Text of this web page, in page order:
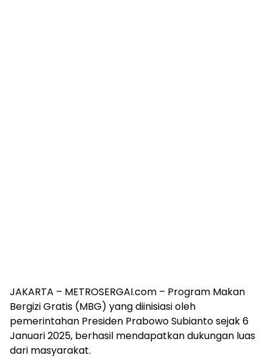
JAKARTA – METROSERGAI.com – Program Makan
Bergizi Gratis (MBG) yang diinisiasi oleh
pemerintahan Presiden Prabowo Subianto sejak 6
Januari 2025, berhasil mendapatkan dukungan luas
dari masyarakat.